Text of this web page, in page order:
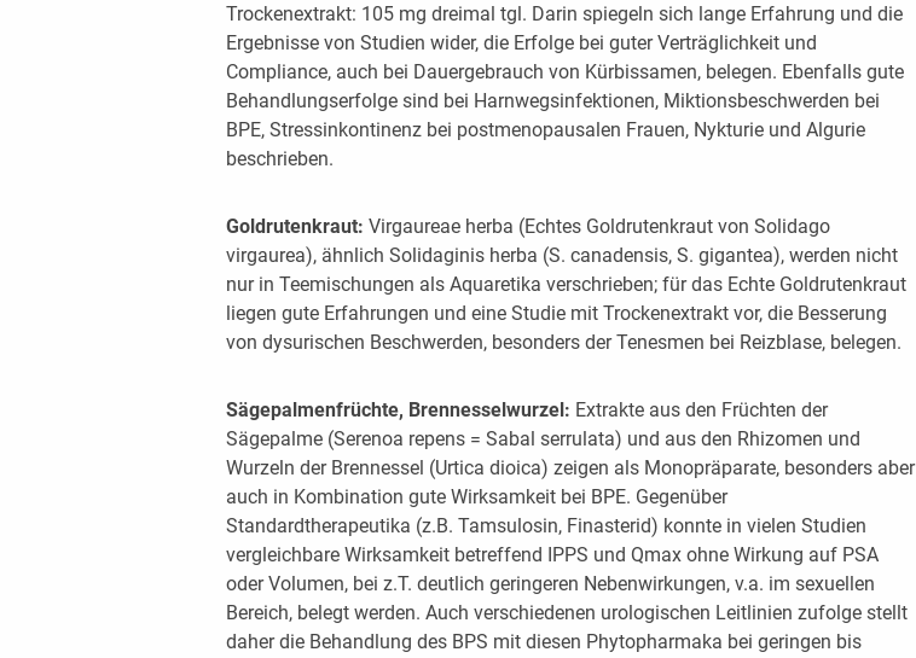
Trockenextrakt: 105 mg dreimal tgl. Darin spiegeln sich lange Erfahrung und die
Ergebnisse von Studien wider, die Erfolge bei guter Verträglichkeit und
Compliance, auch bei Dauergebrauch von Kürbissamen, belegen. Ebenfalls gute
Behandlungserfolge sind bei Harnwegsinfektionen, Miktionsbeschwerden bei
BPE, Stressinkontinenz bei postmenopausalen Frauen, Nykturie und Algurie
beschrieben.
Goldrutenkraut: Virgaureae herba (Echtes Goldrutenkraut von Solidago
virgaurea), ähnlich Solidaginis herba (S. canadensis, S. gigantea), werden nicht
nur in Teemischungen als Aquaretika verschrieben; für das Echte Goldrutenkraut
liegen gute Erfahrungen und eine Studie mit Trockenextrakt vor, die Besserung
von dysurischen Beschwerden, besonders der Tenesmen bei Reizblase, belegen.
Sägepalmenfrüchte, Brennesselwurzel: Extrakte aus den Früchten der
Sägepalme (Serenoa repens = Sabal serrulata) und aus den Rhizomen und
Wurzeln der Brennessel (Urtica dioica) zeigen als Monopräparate, besonders aber
auch in Kombination gute Wirksamkeit bei BPE. Gegenüber
Standardtherapeutika (z.B. Tamsulosin, Finasterid) konnte in vielen Studien
vergleichbare Wirksamkeit betreffend IPPS und Qmax ohne Wirkung auf PSA
oder Volumen, bei z.T. deutlich geringeren Nebenwirkungen, v.a. im sexuellen
Bereich, belegt werden. Auch verschiedenen urologischen Leitlinien zufolge stellt
daher die Behandlung des BPS mit diesen Phytopharmaka bei geringen bis